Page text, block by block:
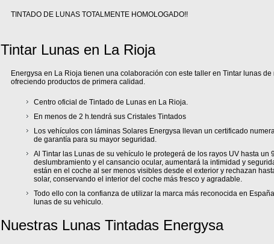
TINTADO DE LUNAS TOTALMENTE HOMOLOGADO!!
Tintar Lunas en La Rioja
Energysa en La Rioja tienen una colaboración con este taller en Tintar lunas de
ofreciendo productos de primera calidad.
Centro oficial de Tintado de Lunas en La Rioja.
En menos de 2 h.tendrá sus Cristales Tintados
Los vehículos con láminas Solares Energysa llevan un certificado
de garantía para su mayor seguridad.
Al Tintar las Lunas de su vehículo le protegerá de los rayos UV hasta un
deslumbramiento y el cansancio ocular, aumentará la intimidad y
están en el coche al ser menos visibles desde el exterior y rechazan
solar, conservando el interior del coche más fresco y agradable.
Todo ello con la confianza de utilizar la marca más reconocida en
lunas de su vehiculo.
Nuestras Lunas Tintadas Energysa